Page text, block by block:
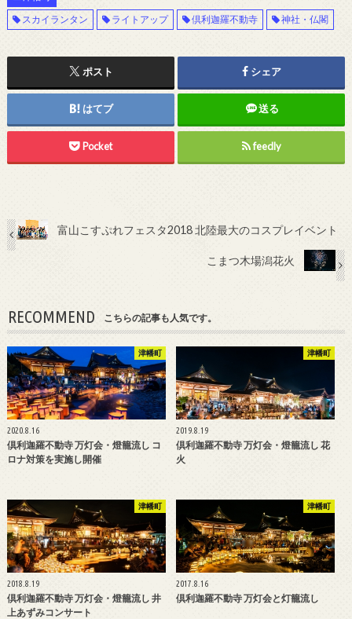
スカイランタン
ライトアップ 倶利迦羅不動寺 神社・仏閣
ポスト シェア
はてブ 送る
Pocket feedly
富山こすぷれフェスタ2018 北陸最大のコスプレイベント
こまつ木場潟花火
RECOMMEND こちらの記事も人気です。
津幡町
2020.8.16
倶利迦羅不動寺 万灯会・燈籠流し コ
ロナ対策を実施し開催
津幡町
2019.8.19
倶利迦羅不動寺 万灯会・燈籠流し 花
火
津幡町
2018.8.19
倶利迦羅不動寺 万灯会・燈籠流し 井
上あずみコンサート
津幡町
2017.8.16
倶利迦羅不動寺 万灯会と灯籠流し